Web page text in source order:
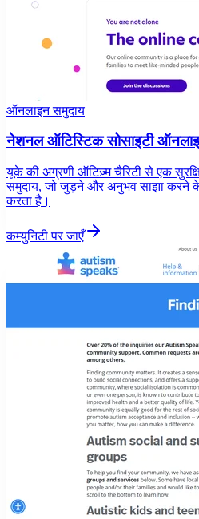
ऑनलाइन समुदाय
नेशनल ऑटिस्टिक सोसाइटी
यूके की अग्रणी ऑटिज़्म चैरिटी से एक
समुदाय, जो जुड़ने और अनुभव साझा करने
करता है।
कम्युनिटी पर जाएँ